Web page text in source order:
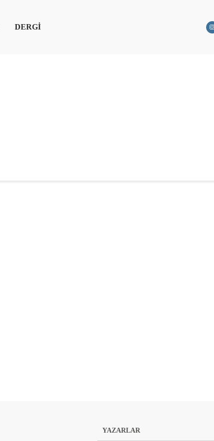
DERGİ
YAZARLAR